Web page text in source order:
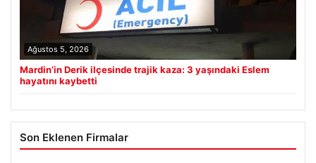
Ağustos 5, 2026
Mardin’in Derik ilçesinde trajik kaza: 3 yaşındaki Eslem
hayatını kaybetti
Son Eklenen Firmalar